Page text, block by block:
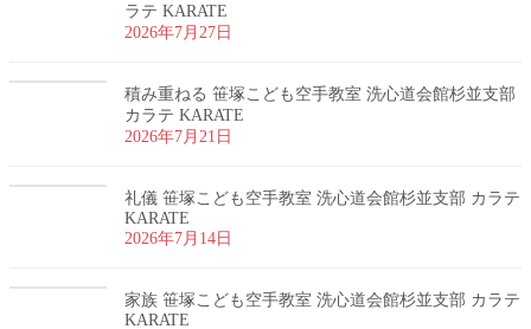
ラテ KARATE
2026年7月27日
積み重ねる 笹塚こども空手教室 洗心道会館杉並支部
カラテ KARATE
2026年7月21日
礼儀 笹塚こども空手教室 洗心道会館杉並支部 カラテ
KARATE
2026年7月14日
家族 笹塚こども空手教室 洗心道会館杉並支部 カラテ
KARATE